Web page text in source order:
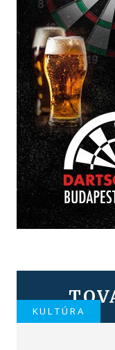
KULTÚRA